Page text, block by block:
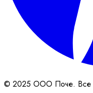
© 2025 ООО Поче. Все